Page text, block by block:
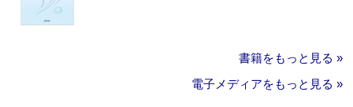
書籍をもっと見る »
電子メディアをもっと見る »